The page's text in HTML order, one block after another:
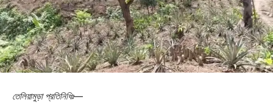
তেলিয়ামুড়া প্রতিনিধিঃ—